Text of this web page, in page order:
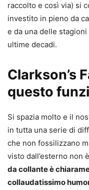
raccolto e così via) si
investito in pieno da
e da una delle
ultime decadi.
Clarkson’s
questo
Si spazia molto e il
in tutta una serie di
che non fossilizzano
visto dall’esterno non
da collante è
collaudatissimo